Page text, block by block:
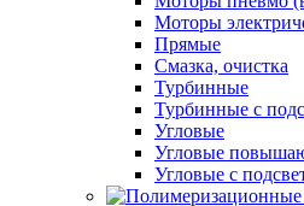
Моторы
Прямые
Смазка, очистка
Турбинные
Турбинные с
Угловые
Угловые
Угловые с